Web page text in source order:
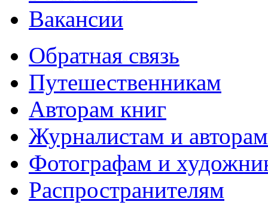
Вакансии
Обратная связь
Путешественникам
Авторам книг
Журналистам и авторам
Фотографам и
Распространителям